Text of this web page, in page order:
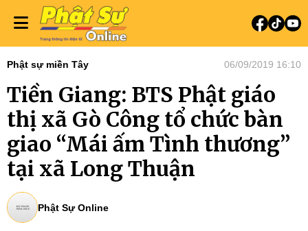
Phật sự miền Tây 06/09/2019 16:10
Tiền Giang: BTS Phật giáo
thị xã Gò Công tổ chức bàn
giao “Mái ấm Tình thương”
tại xã Long Thuận
Phật Sự Online